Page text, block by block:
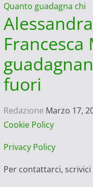
Quanto guadagna chi
fuori
Redazione Marzo 17,
Cookie Policy
Privacy Policy
Per contattarci,